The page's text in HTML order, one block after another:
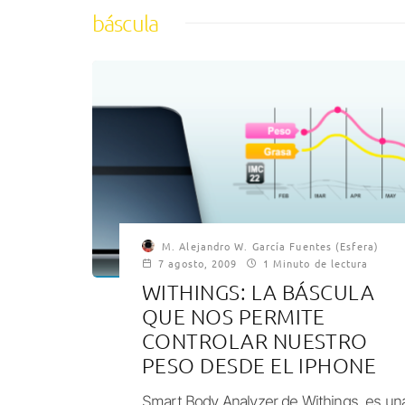
báscula
M. Alejandro W. García Fuentes (Esfera)
7 agosto, 2009
1 Minuto de lectura
WITHINGS: LA BÁSCULA
QUE NOS PERMITE
CONTROLAR NUESTRO
PESO DESDE EL IPHONE